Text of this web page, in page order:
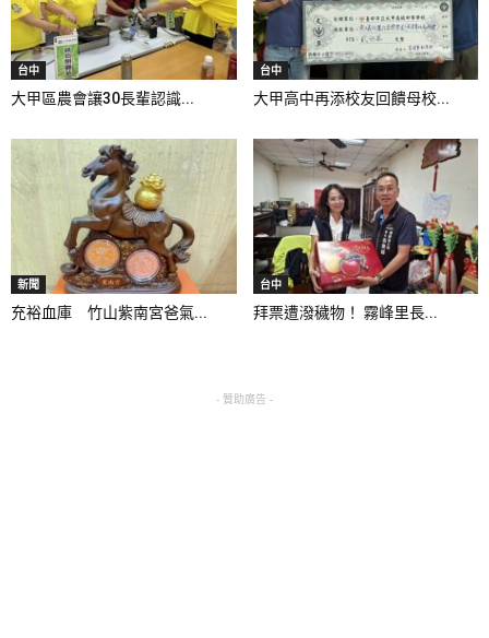
台中
大甲區農會讓30長輩認識...
台中
大甲高中再添校友回饋母校...
新聞
充裕血庫 竹山紫南宮爸氣...
台中
拜票遭潑穢物！ 霧峰里長...
- 贊助廣告 -